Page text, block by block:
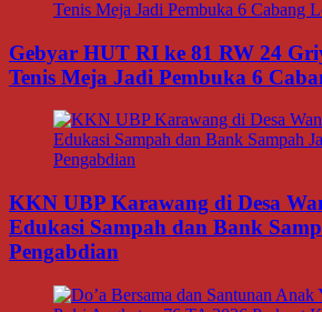
Gebyar HUT RI ke 81 RW 24
Tenis Meja Jadi Pembuka 6
KKN UBP Karawang di Desa
Edukasi Sampah dan Bank
Pengabdian